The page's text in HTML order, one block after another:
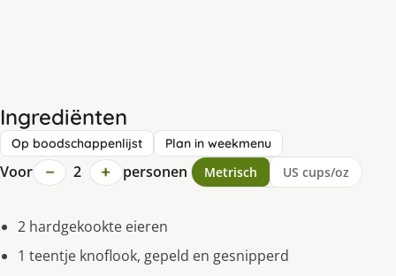
Ingrediënten
Op boodschappenlijst Plan in weekmenu
Voor − 2 + personen Metrisch US cups/oz
2 hardgekookte eieren
1 teentje knoflook, gepeld en gesnipperd